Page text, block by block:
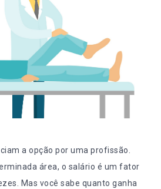
a opção por uma profissão.
área, o salário é um fator
Mas você sabe quanto ganha